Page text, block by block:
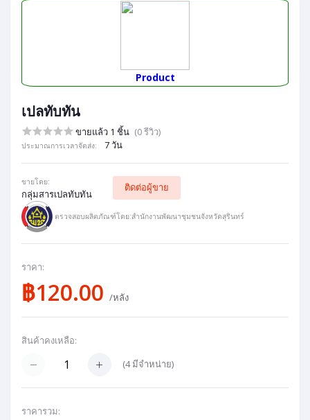
Product
เปลทับทัน
ขายแล้ว 1 ชิ้น (0 รีวิว)
ประมาณการเวลาจัดส่ง: 7 วัน
ขายโดย:
กลุ่มสารเปลทับทัน
ติดต่อผู้ขาย
ตรวจสอบผลิตภัณฑ์โดย:สำนักงานพัฒนาชุมชนจังหวัดสุรินทร์
ราคา:
฿120.00 /หลัง
สินค้าคงเหลือ:
(4มีจำหน่าย)
ราคารวม: